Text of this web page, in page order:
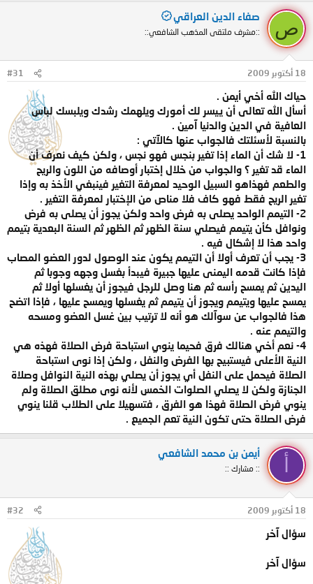
ص
صفاء الدين العراقي
::مشرف ملتقى المذهب الشافعي::
18 أكتوبر 2009 #31
حياك الله أخي أيمن .
أسأل الله تعالى أن ييسر لك أمورك ويلهمك رشدك ويلبسك لباس
العافية في الدين والدنيا آمين .
بالنسبة لأسئلتك فالجواب عنها كالآتي :
1- لا شك أن الماء إذا تغير بنجس فهو نجس ، ولكن كيف نعرف أن
الماء قد تغير ؟ والجواب من خلال إختبار أوصافه من اللون والريح
والطعم فهذاهو السبيل الوحيد لمعرفة التغير فينبغي الأخذ به وإذا
تغير الريح فقط فهو كاف فلا مناص من الإختبار لمعرفة التغير .
2- التيمم الواحد يصلى به فرض واحد ولكن يجوز أن يصلى به فرض
ونوافل كأن يتيمم فيصلي سنة الظهر ثم الظهر ثم السنة البعدية بتيمم
واحد هذا لا إشكال فيه .
3- يجب أن تعرف أولا أن التيمم يكون عند الوصول لدور العضو المصاب
فإذا كانت قدمه اليمنى عليها جبيرة فيبدأ بغسل وجهه وجوبا ثم
اليدين ثم يمسح رأسه ثم هنا وصل للرجل فيجوز أن يغسلها أولا ثم
يمسح عليها ويتيمم ويجوز أن يتيمم ثم يغسلها ويمسح عليها ، فإذا اتضح
هذا فالجواب عن سوآلك هو أنه لا ترتيب بين غسل العضو ومسحه
والتيمم عنه .
4- نعم أخي هنالك فرق فحيما ينوي استباحة فرض الصلاة فهذه هي
النية الأعلى فيستبيح بها الفرض والنفل ، ولكن إذا نوى استباحة
الصلاة فيحمل على النفل أي يجوز أن يصلي بهذه النية النوافل وصلاة
الجنازة ولكن لا يصلي الصلوات الخمس لأنه نوى مطلق الصلاة ولم
ينوي فرض الصلاة فهذا هو الفرق ، فتسهيلا على الطلاب قلنا ينوي
فرض الصلاة حتى تكون النية تعم الجميع .
أيمن بن محمد الشافعي
:: مشارك ::
18 أكتوبر 2009 #32
سؤال آخر
سؤال آخر